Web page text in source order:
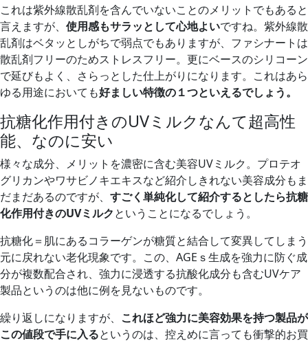
これは紫外線散乱剤を含んでいないことのメリットでもあると
言えますが、 使用感もサラッとして心地よいですね。紫外線散
乱剤はベタッとしがちで弱点でもありますが、ファシナートは
散乱剤フリーのためストレスフリー。更にベースのシリコーン
で延びもよく、さらっとした仕上がりになります。これはあら
ゆる用途においても好ましい特徴の１つといえるでしょう。
抗糖化作用付きのUVミルクなんて超高性
能、なのに安い
様々な成分、メリットを濃密に含む美容UVミルク。プロテオ
グリカンやワサビノキエキスなど紹介しきれない美容成分もま
だまだあるのですが、 すごく単純化して紹介するとしたら抗糖
化作用付きのUVミルクということになるでしょう。
抗糖化＝肌にあるコラーゲンが糖質と結合して変異してしまう
元に戻れない老化現象です。この、AGEｓ生成を強力に防ぐ成
分が複数配合され、強力に浸透する抗酸化成分も含むUVケア
製品というのは他に例を見ないものです。
繰り返しになりますが、 これほど強力に美容効果を持つ製品が
この値段で手に入るというのは、控えめに言っても衝撃的お買